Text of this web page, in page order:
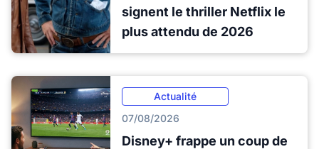
signent le thriller Netflix le
plus attendu de 2026
Actualité
07/08/2026
Disney+ frappe un coup de